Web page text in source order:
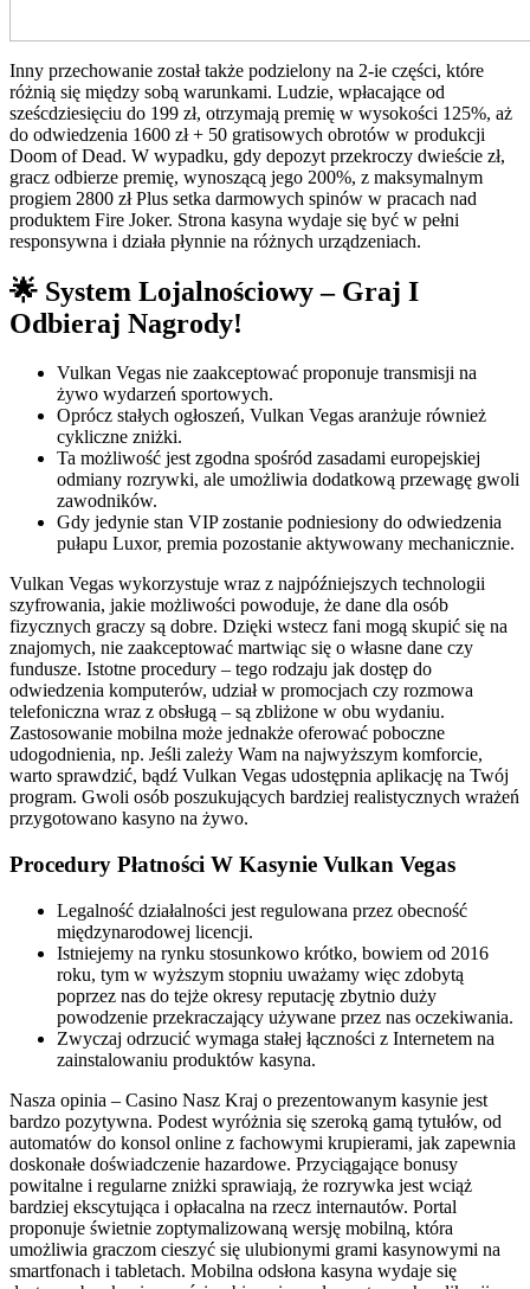
Inny przechowanie został także podzielony na 2-ie części, które
różnią się między sobą warunkami. Ludzie, wpłacające od
sześcdziesięciu do 199 zł, otrzymają premię w wysokości 125%, aż
do odwiedzenia 1600 zł + 50 gratisowych obrotów w produkcji
Doom of Dead. W wypadku, gdy depozyt przekroczy dwieście zł,
gracz odbierze premię, wynoszącą jego 200%, z maksymalnym
progiem 2800 zł Plus setka darmowych spinów w pracach nad
produktem Fire Joker. Strona kasyna wydaje się być w pełni
responsywna i działa płynnie na różnych urządzeniach.
🌟 System Lojalnościowy – Graj I
Odbieraj Nagrody!
Vulkan Vegas nie zaakceptować proponuje transmisji na
żywo wydarzeń sportowych.
Oprócz stałych ogłoszeń, Vulkan Vegas aranżuje również
cykliczne zniżki.
Ta możliwość jest zgodna spośród zasadami europejskiej
odmiany rozrywki, ale umożliwia dodatkową przewagę gwoli
zawodników.
Gdy jedynie stan VIP zostanie podniesiony do odwiedzenia
pułapu Luxor, premia pozostanie aktywowany mechanicznie.
Vulkan Vegas wykorzystuje wraz z najpóźniejszych technologii
szyfrowania, jakie możliwości powoduje, że dane dla osób
fizycznych graczy są dobre. Dzięki wstecz fani mogą skupić się na
znajomych, nie zaakceptować martwiąc się o własne dane czy
fundusze. Istotne procedury – tego rodzaju jak dostęp do
odwiedzenia komputerów, udział w promocjach czy rozmowa
telefoniczna wraz z obsługą – są zbliżone w obu wydaniu.
Zastosowanie mobilna może jednakże oferować poboczne
udogodnienia, np. Jeśli zależy Wam na najwyższym komforcie,
warto sprawdzić, bądź Vulkan Vegas udostępnia aplikację na Twój
program. Gwoli osób poszukujących bardziej realistycznych wrażeń
przygotowano kasyno na żywo.
Procedury Płatności W Kasynie Vulkan Vegas
Legalność działalności jest regulowana przez obecność
międzynarodowej licencji.
Istniejemy na rynku stosunkowo krótko, bowiem od 2016
roku, tym w wyższym stopniu uważamy więc zdobytą
poprzez nas do tejże okresy reputację zbytnio duży
powodzenie przekraczający używane przez nas oczekiwania.
Zwyczaj odrzucić wymaga stałej łączności z Internetem na
zainstalowaniu produktów kasyna.
Nasza opinia – Casino Nasz Kraj o prezentowanym kasynie jest
bardzo pozytywna. Podest wyróżnia się szeroką gamą tytułów, od
automatów do konsol online z fachowymi krupierami, jak zapewnia
doskonałe doświadczenie hazardowe. Przyciągające bonusy
powitalne i regularne zniżki sprawiają, że rozrywka jest wciąż
bardziej ekscytująca i opłacalna na rzecz internautów. Portal
proponuje świetnie zoptymalizowaną wersję mobilną, która
umożliwia graczom cieszyć się ulubionymi grami kasynowymi na
smartfonach i tabletach. Mobilna odsłona kasyna wydaje się